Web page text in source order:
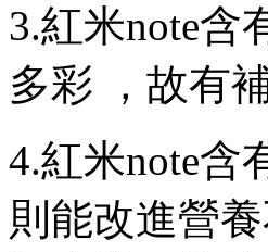
3.紅米note含
多彩 ，故
4.紅米note含
則能改進營養